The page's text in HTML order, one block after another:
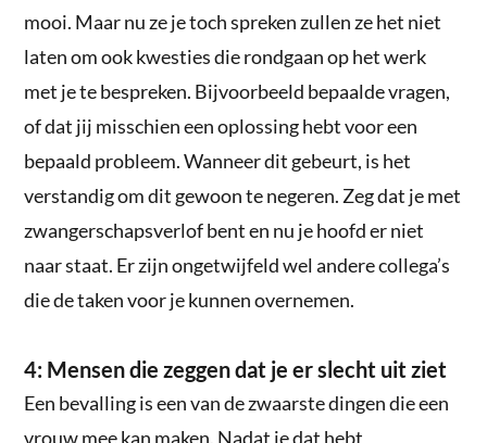
mooi. Maar nu ze je toch spreken zullen ze het niet
laten om ook kwesties die rondgaan op het werk
met je te bespreken. Bijvoorbeeld bepaalde vragen,
of dat jij misschien een oplossing hebt voor een
bepaald probleem. Wanneer dit gebeurt, is het
verstandig om dit gewoon te negeren. Zeg dat je met
zwangerschapsverlof bent en nu je hoofd er niet
naar staat. Er zijn ongetwijfeld wel andere collega’s
die de taken voor je kunnen overnemen.
4: Mensen die zeggen dat je er slecht uit ziet
Een bevalling is een van de zwaarste dingen die een
vrouw mee kan maken. Nadat je dat hebt